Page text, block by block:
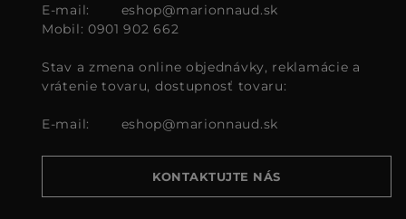
E-mail:
eshop@marionnaud.sk
Mobil: 0901 902 662
Stav a zmena online objednávky, reklamácie a
vrátenie tovaru, dostupnosť tovaru:
E-mail: eshop@marionnaud.sk
KONTAKTUJTE NÁS